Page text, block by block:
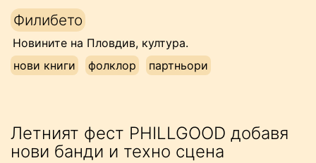
Напред
към
съдържанието
Филибето
Новините на Пловдив, култура.
нови книги
фолклор партньори
Летният фест PHILLGOOD добавя
нови банди и техно сцена